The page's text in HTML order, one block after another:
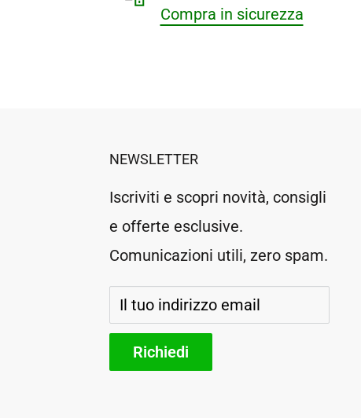
Compra in sicurezza
NEWSLETTER
Iscriviti e scopri novità, consigli
e offerte esclusive.
Comunicazioni utili, zero spam.
Il tuo indirizzo email
Richiedi